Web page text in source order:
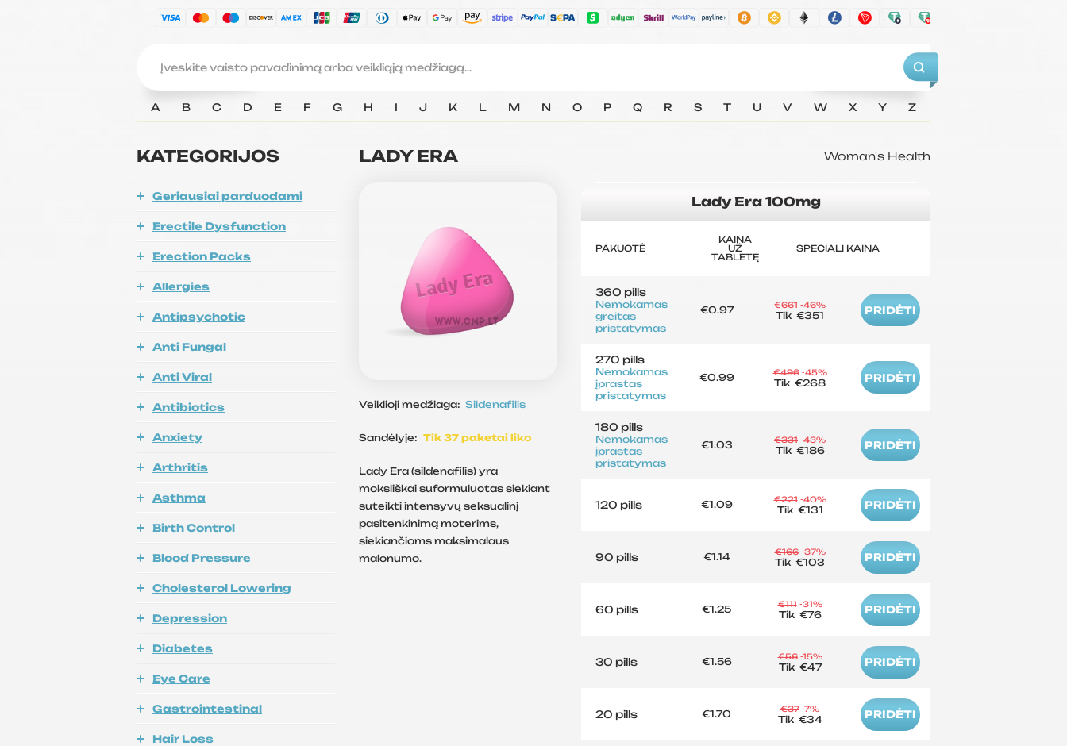
A B C D E F G H I J K L M N O P Q R S T U V W X Y Z
KATEGORIJOS
Geriausiai parduodami
Erectile Dysfunction
Erection Packs
Allergies
Antipsychotic
Anti Fungal
Anti Viral
Antibiotics
Anxiety
Arthritis
Asthma
Birth Control
Blood Pressure
Cholesterol Lowering
Depression
Diabetes
Eye Care
Gastrointestinal
Hair Loss
LADY ERA Woman's Health
Veiklioji medžiaga: Sildenafilis
Sandėlyje: Tik 37 paketai liko
Lady Era (sildenafilis) yra
moksliškai suformuluotas siekiant
suteikti intensyvų seksualinį
pasitenkinimą moterims,
siekiančioms maksimalaus
malonumo.
Lady Era 100mg
PAKUOTĖ
KAINA
UŽ
TABLETĘ
SPECIALI KAINA
360 pills
Nemokamas
greitas
pristatymas
€0.97 €661 -46%
Tik €351 PRIDĖTI
270 pills
Nemokamas
įprastas
pristatymas
€0.99 €496 -45%
Tik €268 PRIDĖTI
180 pills
Nemokamas
įprastas
pristatymas
€1.03 €331 -43%
Tik €186 PRIDĖTI
120 pills €1.09 €221 -40%
Tik €131 PRIDĖTI
90 pills €1.14 €166 -37%
Tik €103 PRIDĖTI
60 pills €1.25 €111 -31%
Tik €76 PRIDĖTI
30 pills €1.56 €56 -15%
Tik €47 PRIDĖTI
20 pills €1.70 €37 -7%
Tik €34 PRIDĖTI